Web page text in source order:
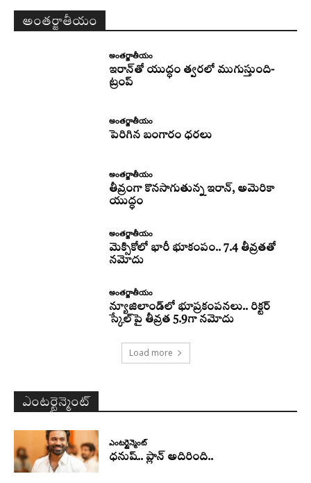
అంతర్జాతీయం
అంతర్జాతీయం
ఇరాన్‌తో యుద్ధం త్వరలో ముగుస్తుంది-
ట్రంప్‌
అంతర్జాతీయం
పెరిగిన బంగారం ధరలు
అంతర్జాతీయం
తీవ్రంగా కొనసాగుతున్న ఇరాన్‌, అమెరికా
యుద్ధం
అంతర్జాతీయం
మెక్సికోలో భారీ భూకంపం.. 7.4 తీవ్రతతో
నమోదు
అంతర్జాతీయం
న్యూజిలాండ్‌లో భూప్రకంపనలు.. రిక్టర్‌
స్కేల్‌పై తీవ్రత 5.9గా నమోదు
Load more
ఎంటర్టైన్మెంట్
ఎంటర్టైన్మెంట్
ధనుష్‌.. ప్లాన్ అదిరింది..